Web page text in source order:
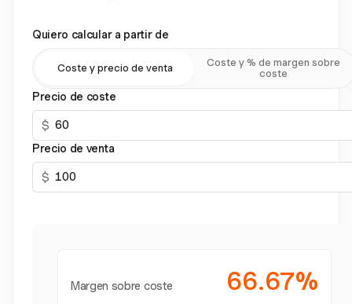
Quiero calcular a partir de
Coste y precio de venta
Coste y % de margen sobre
coste
Precio de coste
$
Precio de venta
$
Margen sobre coste 66.67%